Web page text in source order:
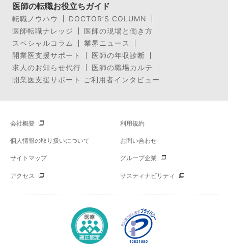
医師の転職お役立ちガイド
転職ノウハウ
DOCTOR’S COLUMN
医師転職ナレッジ
医師の現場と働き方
スペシャルコラム
業界ニュース
開業医支援サポート
医師の年収診断
求人のお知らせ代行
医師の職場カルテ
開業医支援サポート ご利用者インタビュー
会社概要 利用規約
個人情報の取り扱いについて お問い合わせ
サイトマップ グループ企業
アクセス サスティナビリティ